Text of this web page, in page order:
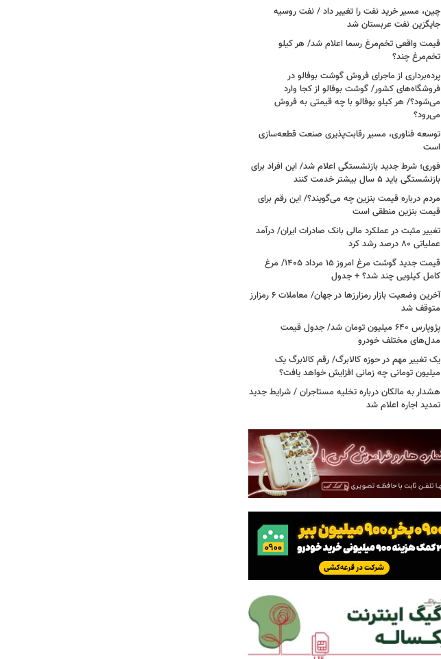
چین، مسیر خرید نفت را تغییر داد / نفت روسیه
جایگزین نفت عربستان شد
قیمت واقعی تخم‌مرغ رسما اعلام شد/ هر کیلو
تخم‌مرغ چند؟
پرده‌برداری از ماجرای فروش گوشت بوفالو در
فروشگاه‌های کشور/ گوشت بوفالو از کجا وارد
می‌شود؟/ هر کیلو بوفالو با چه قیمتی به فروش
می‌رود؟
توسعه فناوری، مسیر رقابت‌پذیری صنعت قطعه‌سازی
است
فوری؛ شرط جدید بازنشستگی اعلام شد/ این افراد برای
بازنشستگی باید ۵ سال بیشتر خدمت کنند
مردم درباره قیمت بنزین چه می‌گویند؟/ این رقم برای
قیمت بنزین منطقی است
تغییر مثبت در عملکرد مالی بانک صادرات ایران/ درآمد
عملیاتی ۸۰ درصد رشد کرد
قیمت جدید گوشت مرغ امروز ۱۵ مرداد ۱۴۰۵/ مرغ
کامل کیلویی چند شد؟ + جدول
آخرین وضعیت بازار رمزارزها در جهان/ معاملات ۶ رمزارز
متوقف شد
پژوپارس ۶۴۰ میلیون تومان شد/ جدول قیمت
مدل‌های مختلف خودرو
یک تغییر مهم در حوزه کالابرگ/ رقم کالابرگ یک
میلیون تومانی چه زمانی افزایش خواهد یافت؟
هشدار به مالکان درباره تخلیه مستاجران / شرایط جدید
تمدید اجاره اعلام شد